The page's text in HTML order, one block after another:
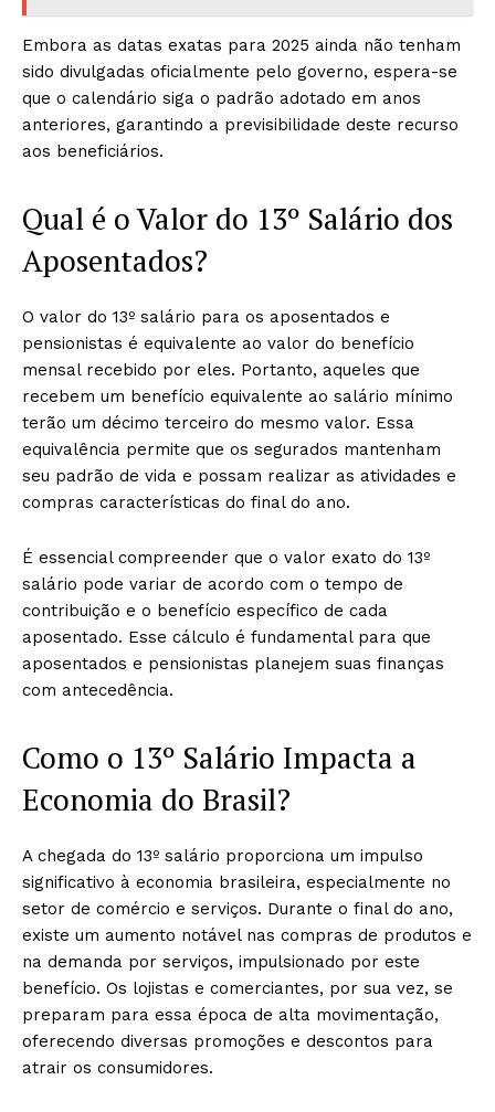
Embora as datas exatas para 2025 ainda não tenham
sido divulgadas oficialmente pelo governo, espera-se
que o calendário siga o padrão adotado em anos
anteriores, garantindo a previsibilidade deste recurso
aos beneficiários.
Qual é o Valor do 13º Salário dos
Aposentados?
O valor do 13º salário para os aposentados e
pensionistas é equivalente ao valor do benefício
mensal recebido por eles. Portanto, aqueles que
recebem um benefício equivalente ao salário mínimo
terão um décimo terceiro do mesmo valor. Essa
equivalência permite que os segurados mantenham
seu padrão de vida e possam realizar as atividades e
compras características do final do ano.
É essencial compreender que o valor exato do 13º
salário pode variar de acordo com o tempo de
contribuição e o benefício específico de cada
aposentado. Esse cálculo é fundamental para que
aposentados e pensionistas planejem suas finanças
com antecedência.
Como o 13º Salário Impacta a
Economia do Brasil?
A chegada do 13º salário proporciona um impulso
significativo à economia brasileira, especialmente no
setor de comércio e serviços. Durante o final do ano,
existe um aumento notável nas compras de produtos e
na demanda por serviços, impulsionado por este
benefício. Os lojistas e comerciantes, por sua vez, se
preparam para essa época de alta movimentação,
oferecendo diversas promoções e descontos para
atrair os consumidores.